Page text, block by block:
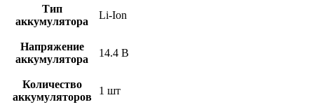
Тип
аккумулятора
Li-Ion
Напряжение
аккумулятора
14.4 В
Количество
аккумуляторов
1 шт